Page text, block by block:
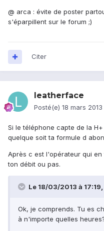
@ arca : évite de poster
s'éparpillent sur le forum ;)
Citer
leatherface
Posté(e) 18 mars 2013
Si le téléphone capte de la
quelque soit ta formule d
Après c est l'opérateur qui
ton débit ou pas.
Le 18/03/2013 à
Ok, je comprends. Tu es
à n'importe quelles